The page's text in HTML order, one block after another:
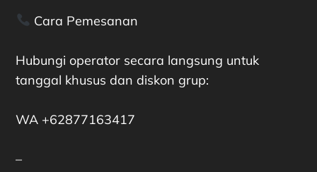
Cara Pemesanan
Hubungi operator secara langsung untuk
tanggal khusus dan diskon grup:
WA +62877163417
–